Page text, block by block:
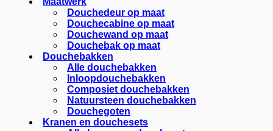
Douchedeur op maat
Douchecabine op maat
Douchewand op maat
Douchebak op maat
Douchebakken
Alle douchebakken
Inloopdouchebakken
Composiet douchebakken
Natuursteen douchebakken
Douchegoten
Kranen en douchesets